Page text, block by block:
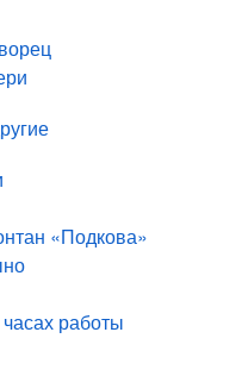
«Подкова»
работы